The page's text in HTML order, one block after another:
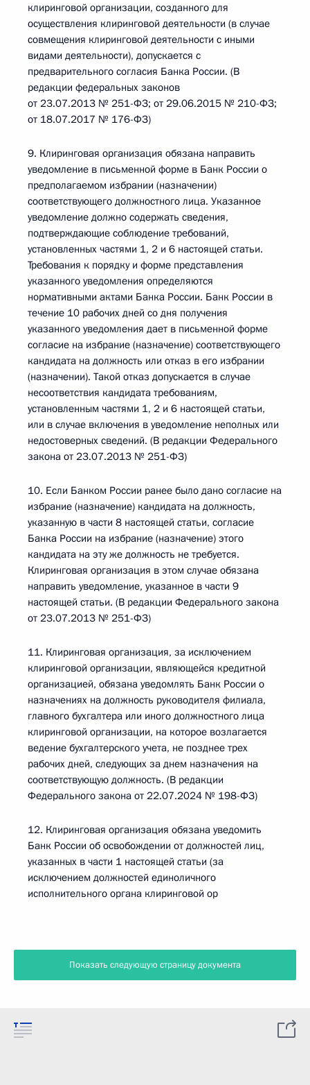
клиринговой организации, созданного для
осуществления клиринговой деятельности (в случае
совмещения клиринговой деятельности с иными
видами деятельности), допускается с
предварительного согласия Банка России. (В
редакции федеральных законов
от 23.07.2013 № 251-ФЗ; от 29.06.2015 № 210-ФЗ;
от 18.07.2017 № 176-ФЗ)
9. Клиринговая организация обязана направить
уведомление в письменной форме в Банк России о
предполагаемом избрании (назначении)
соответствующего должностного лица. Указанное
уведомление должно содержать сведения,
подтверждающие соблюдение требований,
установленных частями 1, 2 и 6 настоящей статьи.
Требования к порядку и форме представления
указанного уведомления определяются
нормативными актами Банка России. Банк России в
течение 10 рабочих дней со дня получения
указанного уведомления дает в письменной форме
согласие на избрание (назначение) соответствующего
кандидата на должность или отказ в его избрании
(назначении). Такой отказ допускается в случае
несоответствия кандидата требованиям,
установленным частями 1, 2 и 6 настоящей статьи,
или в случае включения в уведомление неполных или
недостоверных сведений. (В редакции Федерального
закона от 23.07.2013 № 251-ФЗ)
10. Если Банком России ранее было дано согласие на
избрание (назначение) кандидата на должность,
указанную в части 8 настоящей статьи, согласие
Банка России на избрание (назначение) этого
кандидата на эту же должность не требуется.
Клиринговая организация в этом случае обязана
направить уведомление, указанное в части 9
настоящей статьи. (В редакции Федерального закона
от 23.07.2013 № 251-ФЗ)
11. Клиринговая организация, за исключением
клиринговой организации, являющейся кредитной
организацией, обязана уведомлять Банк России о
назначениях на должность руководителя филиала,
главного бухгалтера или иного должностного лица
клиринговой организации, на которое возлагается
ведение бухгалтерского учета, не позднее трех
рабочих дней, следующих за днем назначения на
соответствующую должность. (В редакции
Федерального закона от 22.07.2024 № 198-ФЗ)
12. Клиринговая организация обязана уведомить
Банк России об освобождении от должностей лиц,
указанных в части 1 настоящей статьи (за
исключением должностей единоличного
исполнительного органа клиринговой ор
Показать следующую страницу документа